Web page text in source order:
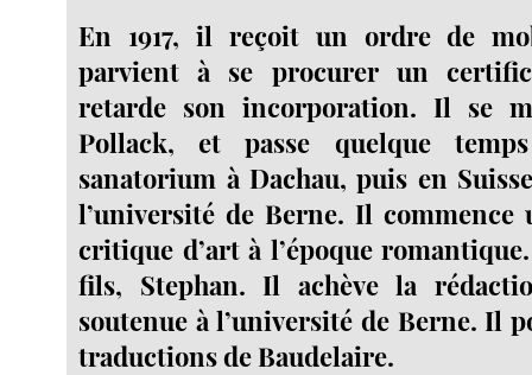
En 1917, il reçoit un ordre de
parvient à se procurer un
retarde son incorporation. Il se
Pollack, et passe quelque
sanatorium à Dachau, puis en
l’université de Berne. Il commence
critique d’art à l’époque
fils, Stephan. Il achève la
soutenue à l’université de Berne. Il
traductions de Baudelaire.